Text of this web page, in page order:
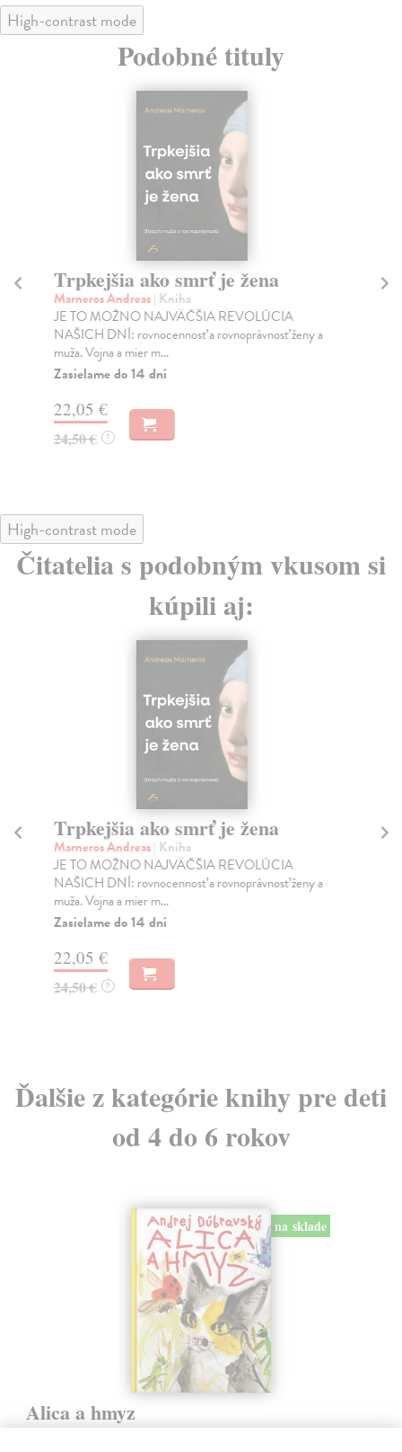
High-contrast mode
Podobné tituly
Trpkejšia ako smrť je žena
Marneros Andreas| Kniha
JE TO MOŽNO NAJVÄČŠIA REVOLÚCIA
NAŠICH DNÍ: rovnocennosť a rovnoprávnosť ženy a
muža. Vojna a mier m...
Zasielame do 14 dní
22,05 €
24,50 € ?
High-contrast mode
Čitatelia s podobným vkusom si
kúpili aj:
Trpkejšia ako smrť je žena
Marneros Andreas| Kniha
JE TO MOŽNO NAJVÄČŠIA REVOLÚCIA
NAŠICH DNÍ: rovnocennosť a rovnoprávnosť ženy a
muža. Vojna a mier m...
Zasielame do 14 dní
22,05 €
24,50 € ?
Ďalšie z kategórie knihy pre deti
od 4 do 6 rokov
na sklade
Alica a hmyz
Dúbravský Andrej| Kniha